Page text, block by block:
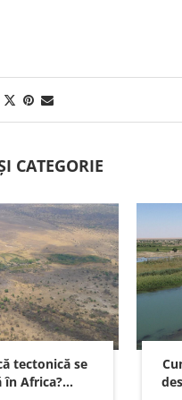
CATEGORIE
tectonică se
în Africa?...